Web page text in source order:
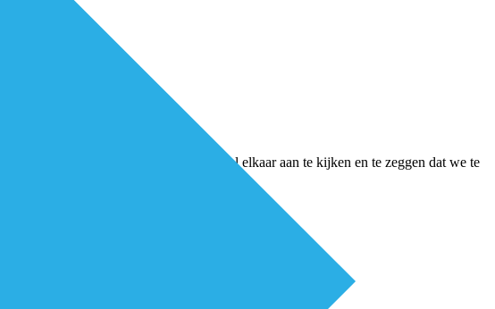
hebben we gezegd: durven wel elkaar aan te kijken en te zeggen dat we te